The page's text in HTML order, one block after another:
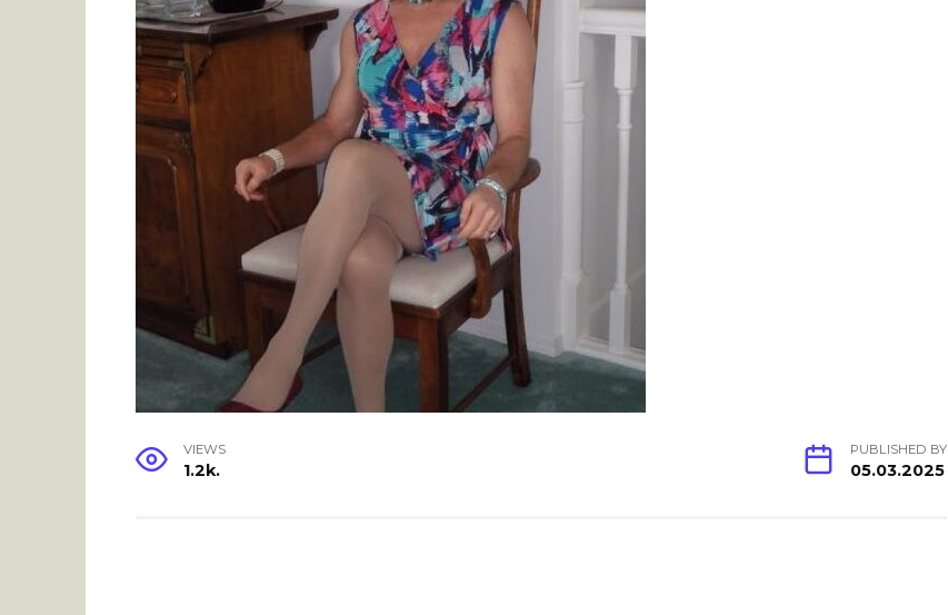
VIEWS
1.2k.
PUBLISHED BY
05.03.2025